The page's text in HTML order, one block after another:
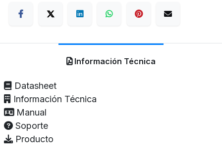
Información Técnica
Datasheet
Información Técnica
Manual
Soporte
Producto